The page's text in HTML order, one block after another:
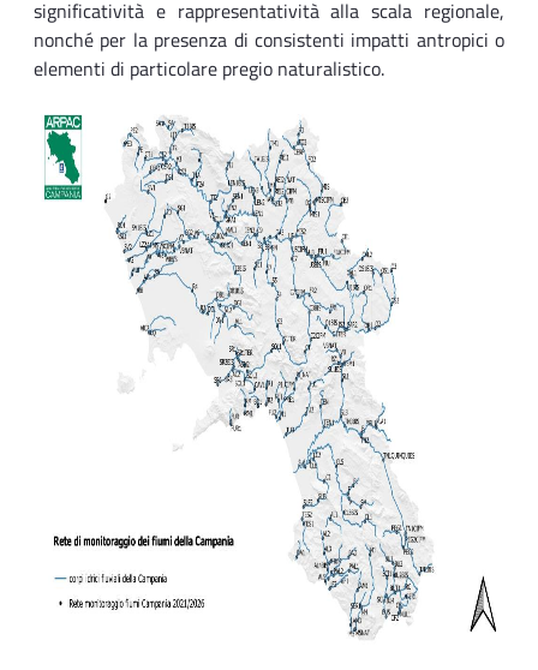
significatività e rappresentatività alla scala regionale,
nonché per la presenza di consistenti impatti antropici o
elementi di particolare pregio naturalistico.